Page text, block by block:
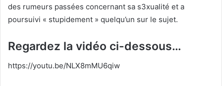
des rumeurs passées concernant sa s3xualité et a
poursuivi « stupidement » quelqu’un sur le sujet.
Regardez la vidéo ci-dessous…
https://youtu.be/NLX8mMU6qiw